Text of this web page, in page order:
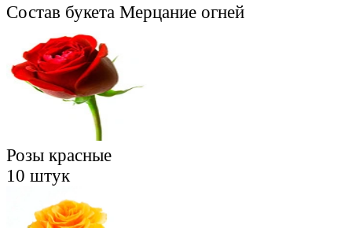
Состав букета Мерцание огней
Розы красные
10 штук